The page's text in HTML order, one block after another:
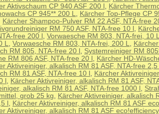
Aktivschaum CP 940 ASF 200 l , Kärcher
CP 945** 200 L, Kärcher Top-Pflege CP
Kärcher Shampoo-Pulver RM 22 ASF, NTA-free
RM 750 ASF, NTA-free 10 l ,
free 200 l , Vorwaesche RM 803, NTA-frei, 10
L, Vorwaesche RM 803, NTA-frei, 200 L,
RM 805, NTA-free 20 l , Systemreiniger RM
RM 806 ASF, NTA-free 20 l , Kärcher HD-
Aktivreiniger, alkalisch RM 81 ASF, NTA-free 2,5 l
RM 81 ASF, NTA-free 10 l , Kärcher
l , Kärcher Aktivreiniger, alkalisch RM 81 ASF,
alkalisch RM 81 ASF, NTA-free 1000 l ,
grob 25 kg, Kärcher Aktivreiniger, alkalisch
l , Kärcher Aktivreiniger, alkalisch RM 81 ASF
Aktivreiniger, alkalisch RM 81 ASF